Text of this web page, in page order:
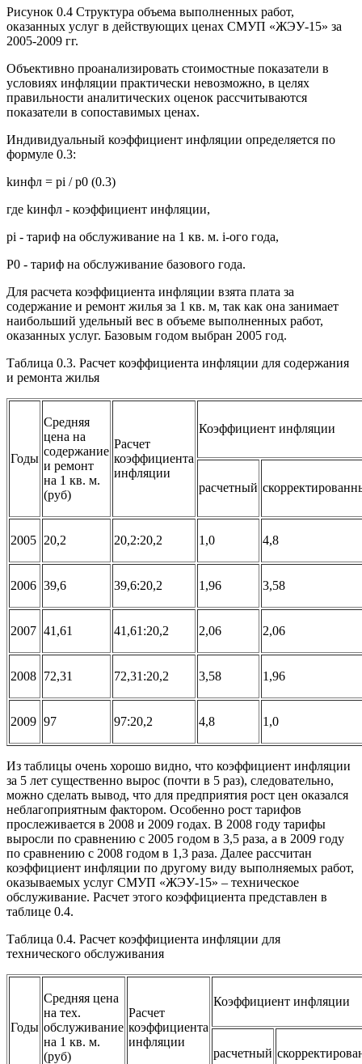
Рисунок 0.4 Структура объема выполненных работ,
оказанных услуг в действующих ценах СМУП «ЖЭУ-15» за
2005-2009 гг.
Объективно проанализировать стоимостные показатели в
условиях инфляции практически невозможно, в целях
правильности аналитических оценок рассчитываются
показатели в сопоставимых ценах.
Индивидуальный коэффициент инфляции определяется по
формуле 0.3:
kинфл = pi / p0 (0.3)
где kинфл - коэффициент инфляции,
pi - тариф на обслуживание на 1 кв. м. i-ого года,
P0 - тариф на обслуживание базового года.
Для расчета коэффициента инфляции взята плата за
содержание и ремонт жилья за 1 кв. м, так как она занимает
наибольший удельный вес в объеме выполненных работ,
оказанных услуг. Базовым годом выбран 2005 год.
Таблица 0.3. Расчет коэффициента инфляции для содержания
и ремонта жилья
Годы
Средняя
цена на
содержание
и ремонт
на 1 кв. м.
(руб)
Расчет
коэффициента
инфляции
Коэффициент инфляции
расчетный
2005 20,2 20,2:20,2 1,0 4,8
2006 39,6 39,6:20,2 1,96 3,58
2007 41,61 41,61:20,2 2,06 2,06
2008 72,31 72,31:20,2 3,58 1,96
2009 97 97:20,2 4,8 1,0
Из таблицы очень хорошо видно, что коэффициент инфляции
за 5 лет существенно вырос (почти в 5 раз), следовательно,
можно сделать вывод, что для предприятия рост цен оказался
неблагоприятным фактором. Особенно рост тарифов
прослеживается в 2008 и 2009 годах. В 2008 году тарифы
выросли по сравнению с 2005 годом в 3,5 раза, а в 2009 году
по сравнению с 2008 годом в 1,3 раза. Далее рассчитан
коэффициент инфляции по другому виду выполняемых работ,
оказываемых услуг СМУП «ЖЭУ-15» – техническое
обслуживание. Расчет этого коэффициента представлен в
таблице 0.4.
Таблица 0.4. Расчет коэффициента инфляции для
технического обслуживания
Годы
Средняя цена
на тех.
обслуживание
на 1 кв. м.
(руб)
Расчет
коэффициента
инфляции
Коэффициент инфляции
расчетный